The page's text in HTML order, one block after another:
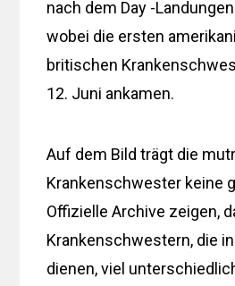
nach dem Day -
wobei die ersten
britischen
12. Juni ankamen.
Auf dem Bild trägt die
Krankenschwester keine
Offizielle Archive zeigen,
Krankenschwestern, die
dienen, viel